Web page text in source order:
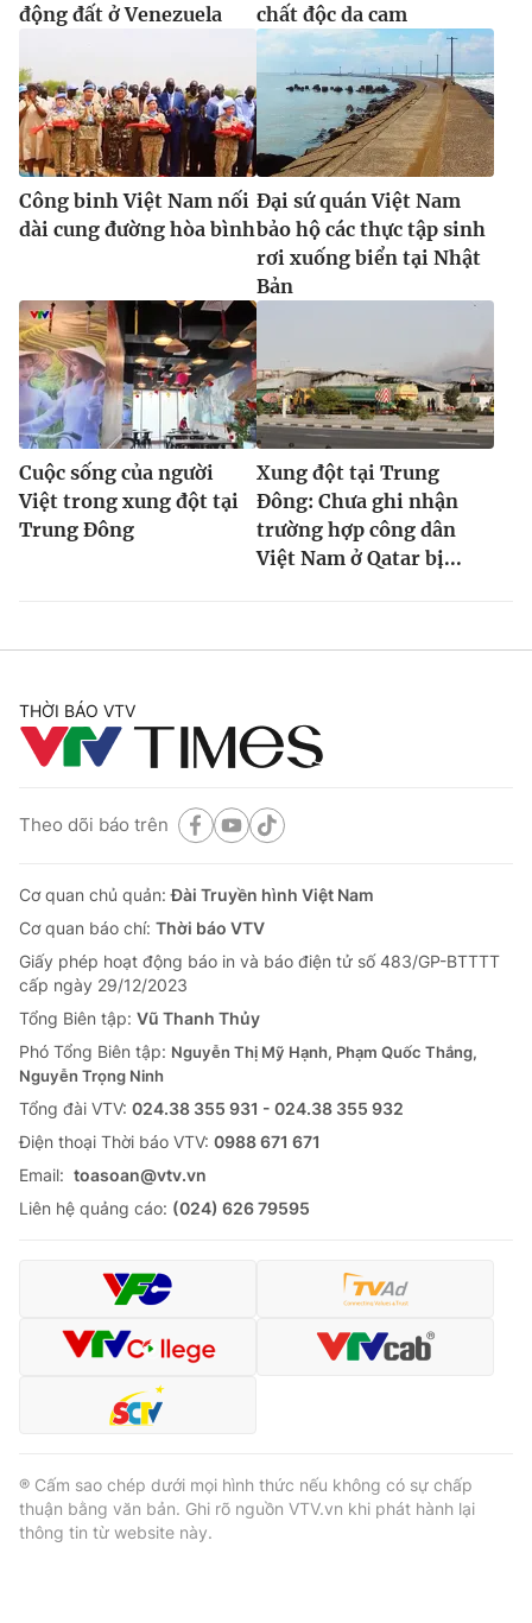
động đất ở Venezuela
chất độc da cam
Công binh Việt Nam nối
dài cung đường hòa bình
Đại sứ quán Việt Nam
bảo hộ các thực tập sinh
rơi xuống biển tại Nhật
Bản
Cuộc sống của người
Việt trong xung đột tại
Trung Đông
Xung đột tại Trung
Đông: Chưa ghi nhận
trường hợp công dân
Việt Nam ở Qatar bị...
THỜI BÁO VTV
Theo dõi báo trên
Cơ quan chủ quản:Đài Truyền hình Việt Nam
Cơ quan báo chí: Thời báo VTV
Giấy phép hoạt động báo in và báo điện tử số 483/GP-BTTTT
cấp ngày 29/12/2023
Tổng Biên tập: Vũ Thanh Thủy
Phó Tổng Biên tập: Nguyễn Thị Mỹ Hạnh, Phạm Quốc Thắng,
Nguyễn Trọng Ninh
Tổng đài VTV: 024.38 355 931 - 024.38 355 932
Ðiện thoại Thời báo VTV: 0988 671 671
Email: toasoan@vtv.vn
Liên hệ quảng cáo: (024) 626 79595
® Cấm sao chép dưới mọi hình thức nếu không có sự chấp
thuận bằng văn bản. Ghi rõ nguồn VTV.vn khi phát hành lại
thông tin từ website này.